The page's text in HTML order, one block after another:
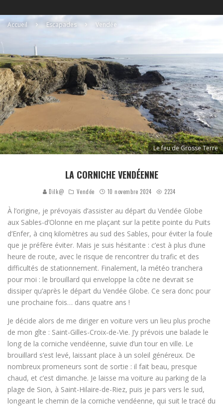
Accueil Escapades Vendée
Le feu de Grosse Terre
LA CORNICHE VENDÉENNE
Dilk@ Vendée 10 novembre 2024 2234
À l’origine, je prévoyais d’assister au départ du Vendée Globe
aux Sables-d’Olonne en me plaçant sur la petite pointe du Puits
d’Enfer, à cinq kilomètres au sud des Sables, pour éviter la foule
que je préfère éviter. Mais je suis hésitante : c’est à plus d’une
heure de route, avec le risque de rencontrer du trafic et des
difficultés de stationnement. Finalement, la météo tranchera
pour moi : le brouillard qui enveloppe la côte ne devrait se
dissiper qu’après le départ du Vendée Globe. Ce sera donc pour
une prochaine fois… dans quatre ans !
Je décide alors de me diriger en voiture vers un lieu plus proche
de mon gîte : Saint-Gilles-Croix-de-Vie. J’y prévois une balade le
long de la corniche vendéenne, suivie d’un tour en ville. Le
brouillard s’est levé, laissant place à un soleil généreux. De
nombreux promeneurs sont de sortie : il fait beau, presque
chaud, et c’est dimanche. Je laisse ma voiture au parking de la
plage de Sion, à Saint-Hilaire-de-Riez, puis je pars vers le sud,
longeant le chemin de la corniche vendéenne, qui suit le tracé du